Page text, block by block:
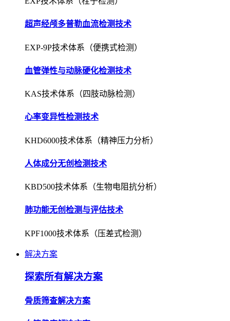
超声经颅多普勒血流检测技术
EXP-9P技术体系（便携式检测）
血管弹性与动脉硬化检测技术
KAS技术体系（四肢动脉检测）
心率变异性检测技术
KHD6000技术体系（精神压力分析）
人体成分无创检测技术
KBD500技术体系（生物电阻抗分析）
肺功能无创检测与评估技术
KPF1000技术体系（压差式检测）
解决方案
探索所有解决方案
骨质筛查解决方案